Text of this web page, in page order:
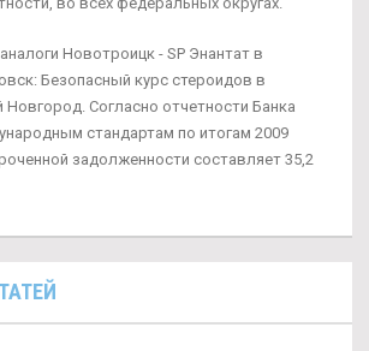
Новотроицк - SP Энантат в
Безопасный курс стероидов в
Новгород. Согласно отчетности Банка
стандартам по итогам 2009
задолженности составляет 35,2